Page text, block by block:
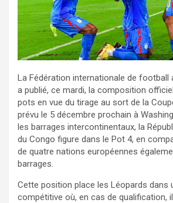
La Fédération internationale de football
a publié, ce mardi, la composition
pots en vue du tirage au sort de la
prévu le 5 décembre prochain à
les barrages intercontinentaux, la
du Congo figure dans le Pot 4, en
de quatre nations européennes
barrages.
Cette position place les Léopards dans
compétitive où, en cas de qualification,